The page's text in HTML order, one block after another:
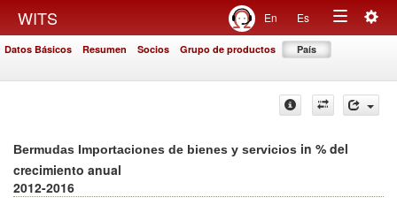
WITS En Es
Toggle
Datos Básicos Resumen Socios Grupo de productos País
Bermudas Importaciones de bienes y servicios in % del
crecimiento anual
2012-2016